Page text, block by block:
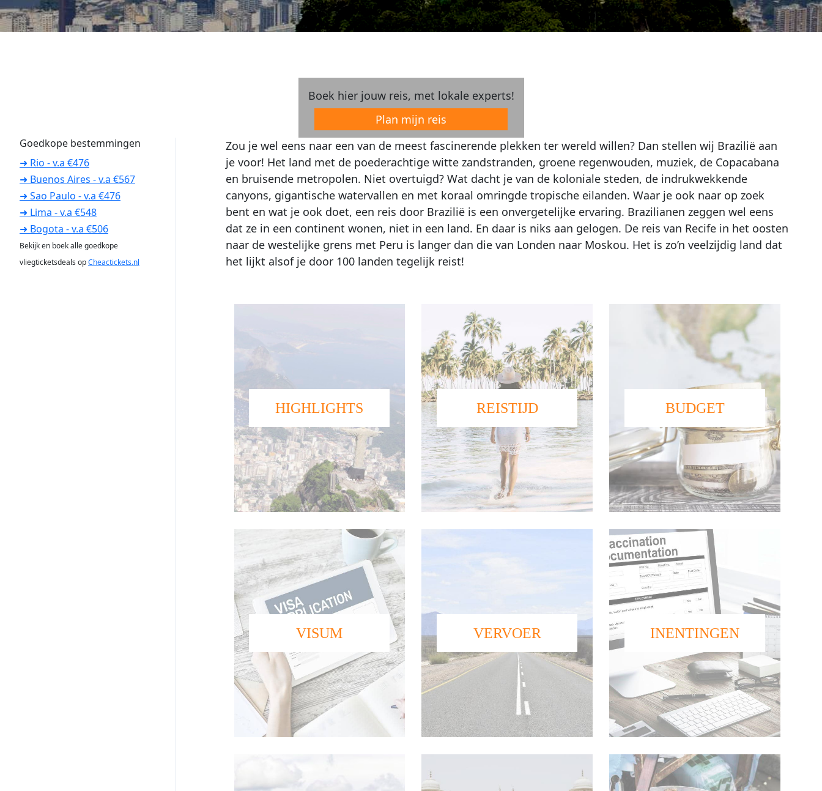
Boek hier jouw reis, met lokale experts!
Plan mijn reis
Goedkope bestemmingen
➜ Rio - v.a €476
➜ Buenos Aires - v.a €567
➜ Sao Paulo - v.a €476
➜ Lima - v.a €548
➜ Bogota - v.a €506
Bekijk en boek alle goedkope
vliegticketsdeals opCheactickets.nl
Zou je wel eens naar een van de meest fascinerende plekken ter wereld willen? Dan stellen wij Brazilië aan
je voor! Het land met de poederachtige witte zandstranden, groene regenwouden, muziek, de Copacabana
en bruisende metropolen. Niet overtuigd? Wat dacht je van de koloniale steden, de indrukwekkende
canyons, gigantische watervallen en met koraal omringde tropische eilanden. Waar je ook naar op zoek
bent en wat je ook doet, een reis door Brazilië is een onvergetelijke ervaring. Brazilianen zeggen wel eens
dat ze in een continent wonen, niet in een land. En daar is niks aan gelogen. De reis van Recife in het oosten
naar de westelijke grens met Peru is langer dan die van Londen naar Moskou. Het is zo’n veelzijdig land dat
het lijkt alsof je door 100 landen tegelijk reist!
HIGHLIGHTS REISTIJD BUDGET
VISUM VERVOER INENTINGEN